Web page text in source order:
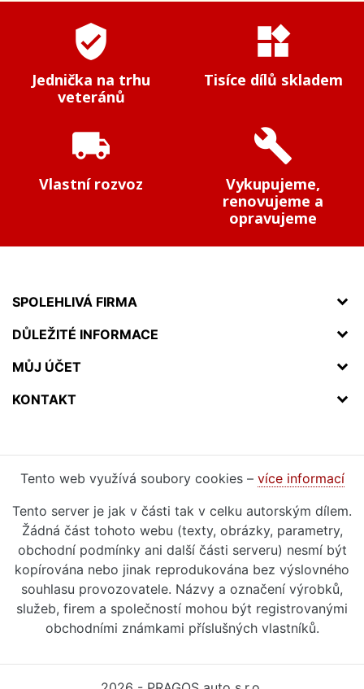
verified_user
Jednička na trhu
veteránů
widgets
Tisíce dílů skladem
local_shipping
Vlastní rozvoz
build
Vykupujeme,
renovujeme a
opravujeme
SPOLEHLIVÁ FIRMA
DŮLEŽITÉ INFORMACE
MŮJ ÚČET
KONTAKT
Tento web využívá soubory cookies – více informací
Tento server je jak v části tak v celku autorským dílem.
Žádná část tohoto webu (texty, obrázky, parametry,
obchodní podmínky ani další části serveru) nesmí být
kopírována nebo jinak reprodukována bez výslovného
souhlasu provozovatele. Názvy a označení výrobků,
služeb, firem a společností mohou být registrovanými
obchodními známkami příslušných vlastníků.